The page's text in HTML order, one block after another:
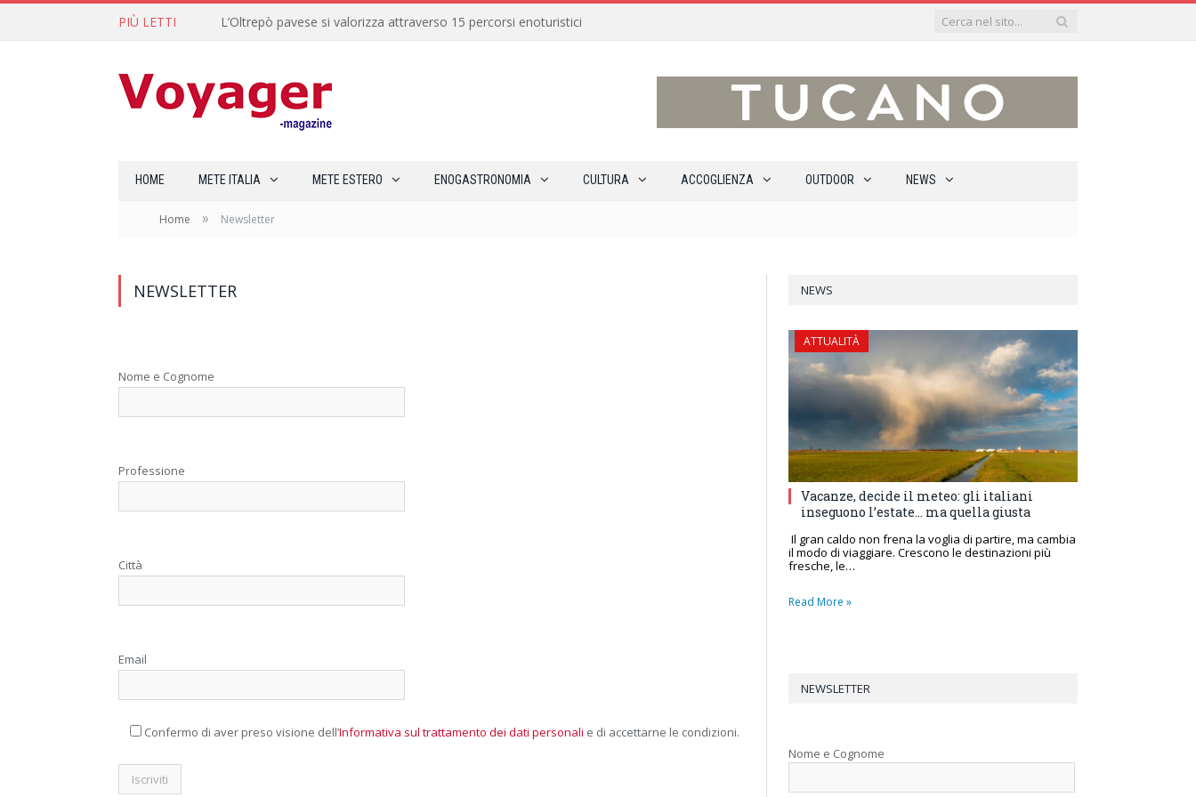
PIÙ LETTI L’Oltrepò pavese si valorizza attraverso 15 percorsi enoturistici
HOME METE ITALIA METE ESTERO ENOGASTRONOMIA CULTURA ACCOGLIENZA OUTDOOR NEWS
Home » Newsletter
NEWSLETTER
Nome e Cognome
Professione
Città
Email
Confermo di aver preso visione dell’Informativa sul trattamento dei dati personali e di accettarne le condizioni.
NEWS
ATTUALITÀ
Vacanze, decide il meteo: gli italiani
inseguono l’estate… ma quella giusta
Il gran caldo non frena la voglia di partire, ma cambia
il modo di viaggiare. Crescono le destinazioni più
fresche, le…
Read More »
NEWSLETTER
Nome e Cognome